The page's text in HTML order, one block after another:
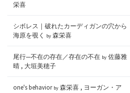
栄喜
シボレス｜破れたカーディガンの穴から
海原を覗く
by 森栄喜
尾行—不在の存在／存在の不在 by 佐藤雅
晴 , 大垣美穂子
one's behavior by 森栄喜 , ヨーガン・ア